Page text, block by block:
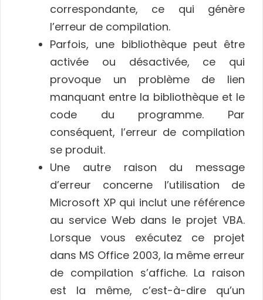
correspondante, ce qui génère
l’erreur de compilation.
Parfois, une bibliothèque peut être
activée ou désactivée, ce qui
provoque un problème de lien
manquant entre la bibliothèque et le
code du programme. Par
conséquent, l’erreur de compilation
se produit.
Une autre raison du message
d’erreur concerne l’utilisation de
Microsoft XP qui inclut une référence
au service Web dans le projet VBA.
Lorsque vous exécutez ce projet
dans MS Office 2003, la même erreur
de compilation s’affiche. La raison
est la même, c’est-à-dire qu’un